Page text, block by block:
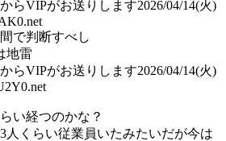
らVIPがお送りします2026/04/14(火)
で判断すべし
地雷
らVIPがお送りします2026/04/14(火)
い経つのかな？
人くらい従業員いたみたいだが今は